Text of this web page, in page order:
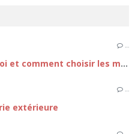
…
Menuiserie moderne : Pourquoi et comment choisir les meilleures ouvertures pour votre Habitat ?
…
extérieure